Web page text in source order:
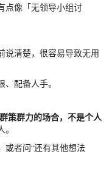
点像「无领导小组讨
说清楚，很容易导致无用
配备人手。
策群力的场合，不是个人
或者问“还有其他想法